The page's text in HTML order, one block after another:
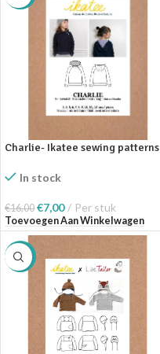
Charlie- Ikatee sewing patterns
In stock
€16,00 €7,00 Per stuk
Toevoegen Aan Winkelwagen
SALE